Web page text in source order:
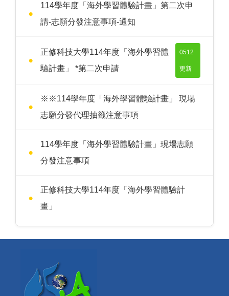
114學年度「海外學習體驗計畫」第二次申
請-志願分發注意事項-通知
正修科技大學114年度「海外學習體
驗計畫」 *第二次申請
0512
更新
※※114學年度「海外學習體驗計畫」 現場
志願分發代理抽籤注意事項
114學年度「海外學習體驗計畫」現場志願
分發注意事項
正修科技大學114年度「海外學習體驗計
畫」